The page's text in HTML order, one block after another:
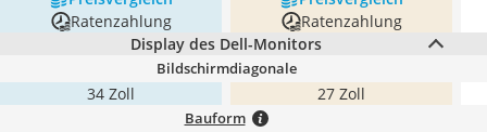
Ratenzahlung
Ratenzahlung
Display des Dell-Monitors
Bildschirmdiagonale
34 Zoll 27 Zoll
Bauform